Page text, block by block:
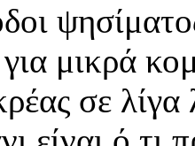
για μικρά
σε